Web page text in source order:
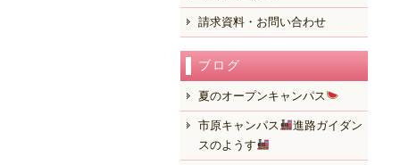
請求資料・お問い合わせ
ブログ
夏のオープンキャンパス
市原キャンパス
進路ガイダン
スのようす